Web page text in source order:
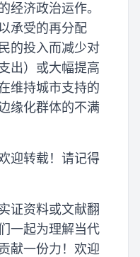
经济政治运作。
承受的再分配
的投入而减少对
出）或大幅提高
维持城市支持的
缘化群体的不满
迎转载！请记得
证资料或文献翻
一起为理解当代
献一份力！欢迎